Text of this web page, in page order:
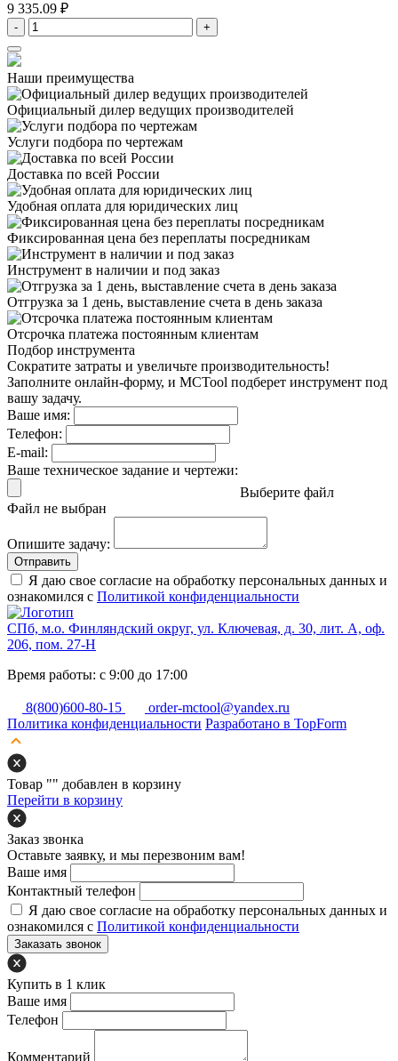
9 335.09 ₽
- +
Наши преимущества
Официальный дилер ведущих производителей
Услуги подбора по чертежам
Доставка по всей России
Удобная оплата для юридических лиц
Фиксированная цена без переплаты посредникам
Инструмент в наличии и под заказ
Отгрузка за 1 день, выставление счета в день заказа
Отсрочка платежа постоянным клиентам
Подбор инструмента
Сократите затраты и увеличьте производительность!
Заполните онлайн-форму, и MCTool подберет инструмент под
вашу задачу.
Ваше имя:
Телефон:
E-mail:
Ваше техническое задание и чертежи:
Выберите файл
Файл не выбран
Опишите задачу:
Отправить
Я даю свое согласие на обработку персональных данных и
ознакомился с Политикой конфиденциальности
СПб, м.о. Финляндский округ, ул. Ключевая, д. 30, лит. А, оф.
206, пом. 27-Н
Время работы: с 9:00 до 17:00
8(800)600-80-15
order-mctool@yandex.ru
Политика конфиденциальности Разработано в TopForm
Товар "" добавлен в корзину
Перейти в корзину
Заказ звонка
Оставьте заявку, и мы перезвоним вам!
Ваше имя
Контактный телефон
Я даю свое согласие на обработку персональных данных и
ознакомился с Политикой конфиденциальности
Заказать звонок
Купить в 1 клик
Ваше имя
Телефон
Комментарий